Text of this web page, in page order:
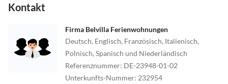
Kontakt
Firma Belvilla Ferienwohnungen
Deutsch, Englisch, Französisch, Italienisch,
Polnisch, Spanisch und Niederländisch
Referenznummer: DE-23948-01-02
Unterkunfts-Nummer: 232954